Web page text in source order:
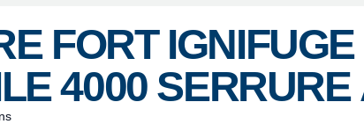
FORT
4000